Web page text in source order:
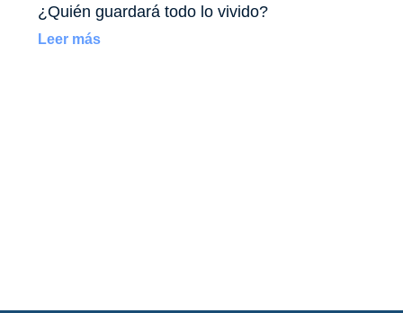
¿Quién guardará todo lo vivido?
Leer más